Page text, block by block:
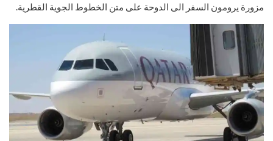
مزورة يرومون السفر الى الدوحة على متن الخطوط الجوية القطرية.